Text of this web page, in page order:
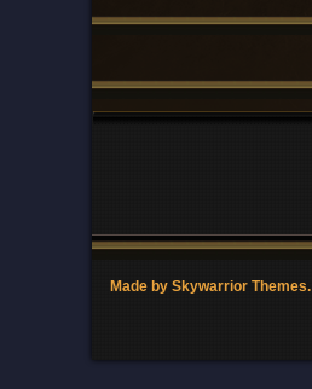
Made by Skywarrior Themes.